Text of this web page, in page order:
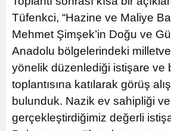
Tüfenkci, “Hazine ve Maliye
Mehmet Şimşek’in Doğu ve
Anadolu bölgelerindeki
yönelik düzenlediği istişare ve
toplantısına katılarak görüş
bulunduk. Nazik ev sahipliği ve
gerçekleştirdiğimiz değerli